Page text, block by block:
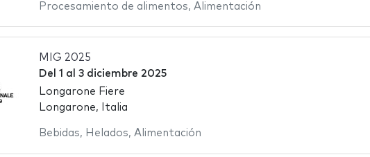
Procesamiento de alimentos, Alimentación
MIG 2025
Del 1 al 3 diciembre 2025
Longarone Fiere
Longarone, Italia
Bebidas, Helados, Alimentación